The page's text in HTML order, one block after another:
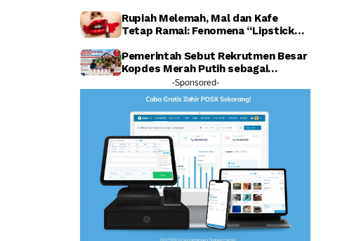
Rupiah Melemah, Mal dan Kafe
Tetap Ramai: Fenomena “Lipstick
Pemerintah Sebut Rekrutmen Besar
Kopdes Merah Putih sebagai
Investasi SDM Raksasa
-Sponsored-